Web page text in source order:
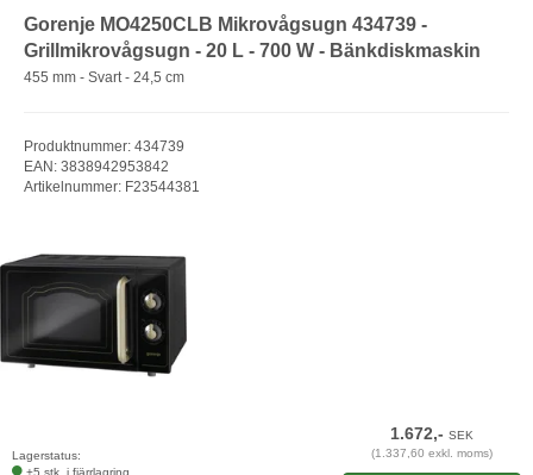
Gorenje MO4250CLB Mikrovågsugn 434739 -
Grillmikrovågsugn - 20 L - 700 W - Bänkdiskmaskin
455 mm - Svart - 24,5 cm
Produktnummer: 434739
EAN: 3838942953842
Artikelnummer: F23544381
Lagerstatus:
+5 stk. i fjärrlagring
1.672,-SEK
(1.337,60 exkl. moms)